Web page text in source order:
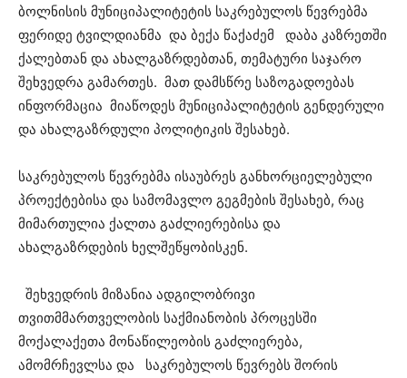
ბოლნისის მუნიციპალიტეტის საკრებულოს წევრებმა
ფერიდე ტვილდიანმა და ბექა წაქაძემ დაბა კაზრეთში
ქალებთან და ახალგაზრდებთან, თემატური საჯარო
შეხვედრა გამართეს. მათ დამსწრე საზოგადოებას
ინფორმაცია მიაწოდეს მუნიციპალიტეტის გენდერული
და ახალგაზრდული პოლიტიკის შესახებ.
საკრებულოს წევრებმა ისაუბრეს განხორციელებული
პროექტებისა და სამომავლო გეგმების შესახებ, რაც
მიმართულია ქალთა გაძლიერებისა და
ახალგაზრდების ხელშეწყობისკენ.
შეხვედრის მიზანია ადგილობრივი
თვითმმართველობის საქმიანობის პროცესში
მოქალაქეთა მონაწილეობის გაძლიერება,
ამომრჩევლსა და საკრებულოს წევრებს შორის